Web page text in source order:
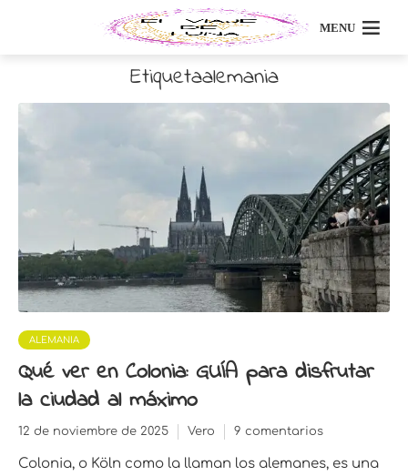
MENU
Etiquetaalemania
ALEMANIA
Qué ver en Colonia: GUÍA para disfrutar
la ciudad al máximo
12 de noviembre de 2025 Vero 9 comentarios
Colonia, o Köln como la llaman los alemanes, es una